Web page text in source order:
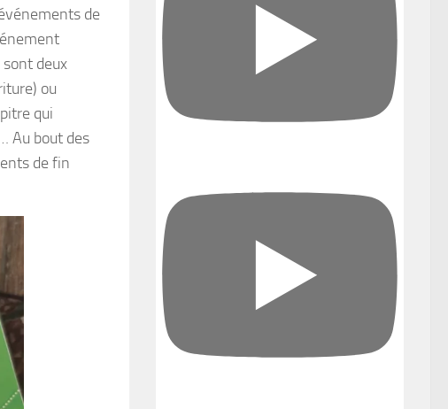
de
deux
ou
qui
Au bout des
de fin